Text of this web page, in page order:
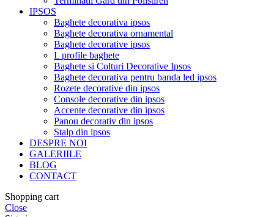
IPSOS
Baghete decorativa ipsos
Baghete decorativa ornamental
Baghete decorative ipsos
L profile baghete
Baghete si Colturi Decorative Ipsos
Baghete decorativa pentru banda led ipsos
Rozete decorative din ipsos
Console decorative din ipsos
Accente decorative din ipsos
Panou decorativ din ipsos
Stalp din ipsos
DESPRE NOI
GALERIILE
BLOG
CONTACT
Shopping cart
Close